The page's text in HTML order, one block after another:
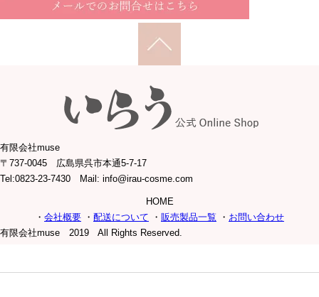
有限会社muse
〒737-0045 広島県呉市本通5-7-17
Tel:0823-23-7430 Mail: info@irau-cosme.com
HOME
・ 会社概要 ・ 配送について ・ 販売製品一覧 ・ お問い合わせ
有限会社muse 2019 All Rights Reserved.